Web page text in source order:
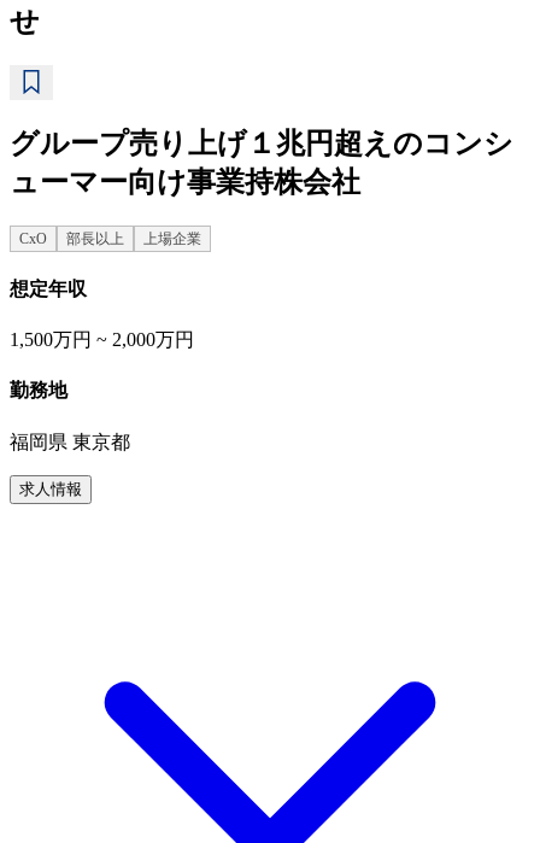
せ
グループ売り上げ１兆円超えのコンシ
ューマー向け事業持株会社
CxO 部長以上 上場企業
想定年収
1,500万円 ~ 2,000万円
勤務地
福岡県 東京都
求人情報